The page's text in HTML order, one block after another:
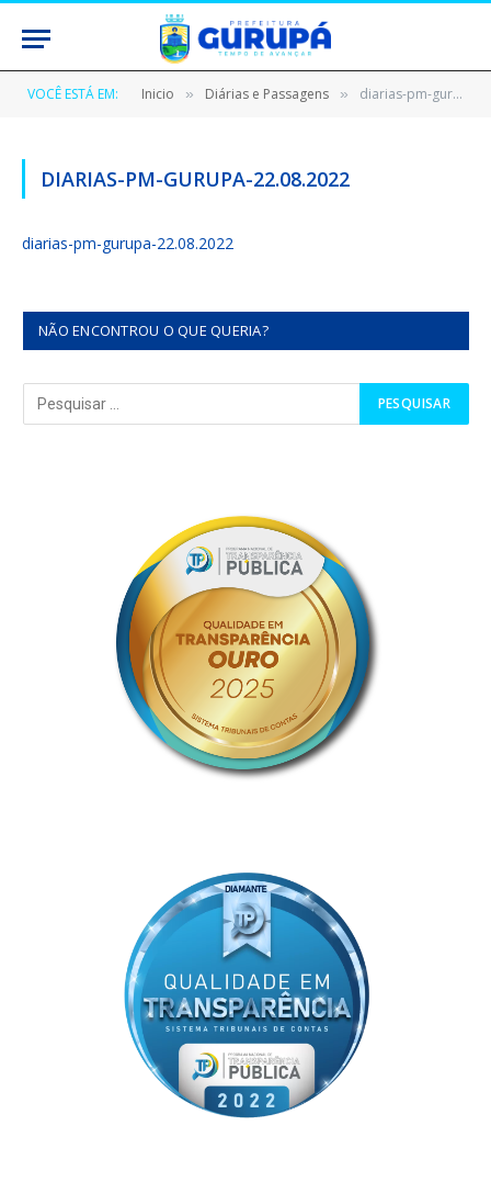
VOCÊ ESTÁ EM: Inicio » Diárias e Passagens » diarias-pm-gurupa-22.08.2022
DIARIAS-PM-GURUPA-22.08.2022
diarias-pm-gurupa-22.08.2022
NÃO ENCONTROU O QUE QUERIA?